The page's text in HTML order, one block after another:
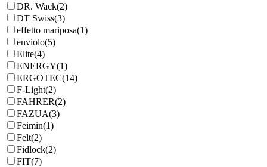
DR. Wack(2)
DT Swiss(3)
effetto mariposa(1)
enviolo(5)
Elite(4)
ENERGY(1)
ERGOTEC(14)
F-Light(2)
FAHRER(2)
FAZUA(3)
Feimin(1)
Felt(2)
Fidlock(2)
FIT(7)